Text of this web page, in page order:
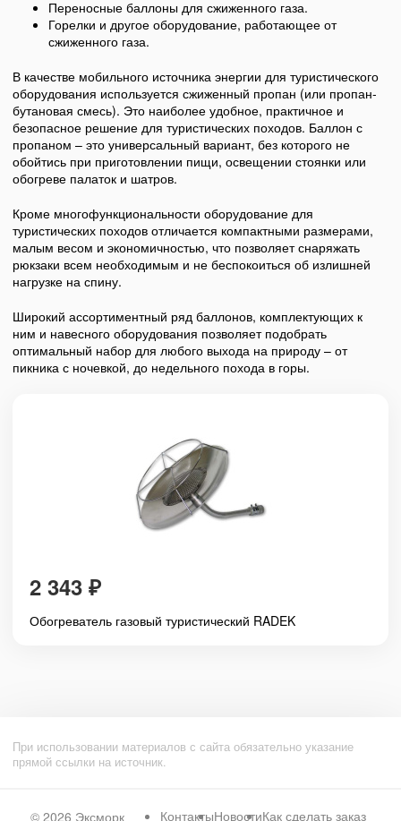
Переносные баллоны для сжиженного газа.
Горелки и другое оборудование, работающее от
сжиженного газа.
В качестве мобильного источника энергии для туристического
оборудования используется сжиженный пропан (или пропан-
бутановая смесь). Это наиболее удобное, практичное и
безопасное решение для туристических походов. Баллон с
пропаном – это универсальный вариант, без которого не
обойтись при приготовлении пищи, освещении стоянки или
обогреве палаток и шатров.
Кроме многофункциональности оборудование для
туристических походов отличается компактными размерами,
малым весом и экономичностью, что позволяет снаряжать
рюкзаки всем необходимым и не беспокоиться об излишней
нагрузке на спину.
Широкий ассортиментный ряд баллонов, комплектующих к
ним и навесного оборудования позволяет подобрать
оптимальный набор для любого выхода на природу – от
пикника с ночевкой, до недельного похода в горы.
2 343 ₽
Обогреватель газовый туристический RADEK
При использовании материалов с сайта обязательно указание
прямой ссылки на источник.
© 2026 Эксморк КонтактыНовостиКак сделать заказ